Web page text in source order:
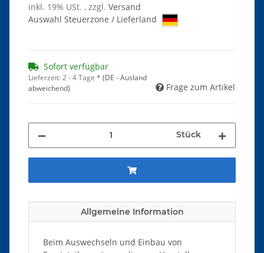
inkl. 19% USt. , zzgl. Versand
Auswahl Steuerzone / Lieferland
Sofort verfügbar
Lieferzeit:2 - 4 Tage * (DE - Ausland
abweichend)
Frage zum Artikel
Stück
Allgemeine Information
Beim Auswechseln und Einbau von